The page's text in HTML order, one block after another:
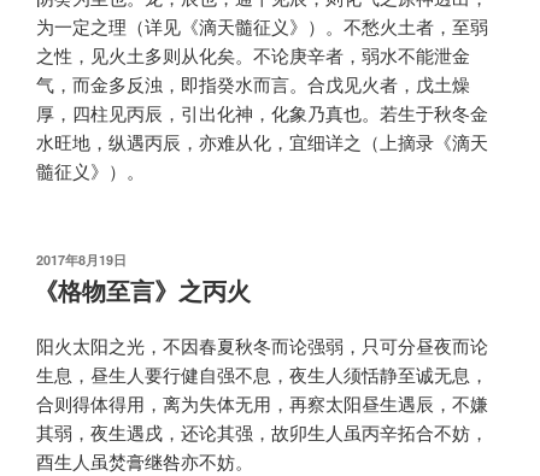
为一定之理（详见《滴天髓征义》）。不愁火土者，至弱
之性，见火土多则从化矣。不论庚辛者，弱水不能泄金
气，而金多反浊，即指癸水而言。合戊见火者，戊土燥
厚，四柱见丙辰，引出化神，化象乃真也。若生于秋冬金
水旺地，纵遇丙辰，亦难从化，宜细详之（上摘录《滴天
髓征义》）。
发
2017年8月19日
《格物至言》之丙火
阳火太阳之光，不因春夏秋冬而论强弱，只可分昼夜而论
生息，昼生人要行健自强不息，夜生人须恬静至诚无息，
合则得体得用，离为失体无用，再察太阳昼生遇辰，不嫌
其弱，夜生遇戌，还论其强，故卯生人虽丙辛拓合不妨，
酉生人虽焚膏继咎亦不妨。